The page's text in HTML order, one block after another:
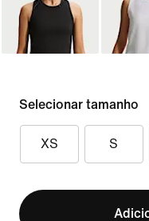
Selecionar tamanho
XS S